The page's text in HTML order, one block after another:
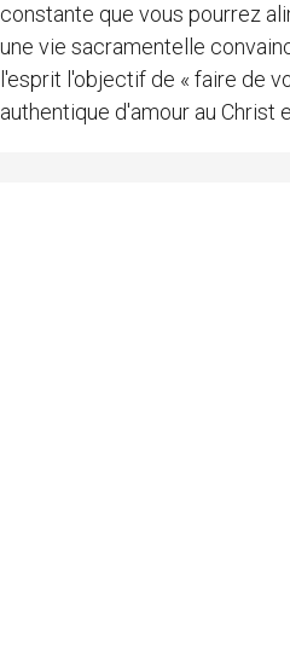
constante que vous pourrez
une vie sacramentelle
l'esprit l'objectif de « faire de
authentique d'amour au Christ